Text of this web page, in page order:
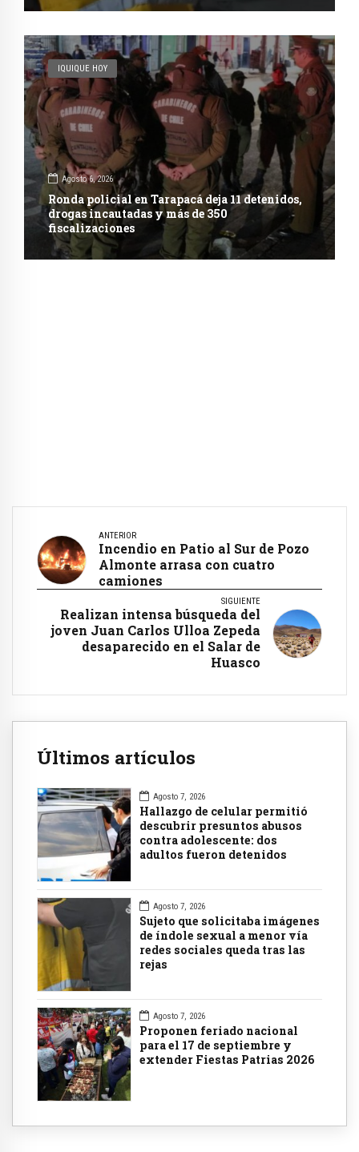
IQUIQUE HOY
Agosto 6, 2026
Ronda policial en Tarapacá deja 11 detenidos,
drogas incautadas y más de 350
fiscalizaciones
ANTERIOR
Incendio en Patio al Sur de Pozo
Almonte arrasa con cuatro
camiones
SIGUIENTE
Realizan intensa búsqueda del
joven Juan Carlos Ulloa Zepeda
desaparecido en el Salar de
Huasco
Últimos artículos
Agosto 7, 2026
Hallazgo de celular permitió
descubrir presuntos abusos
contra adolescente: dos
adultos fueron detenidos
Agosto 7, 2026
Sujeto que solicitaba imágenes
de índole sexual a menor vía
redes sociales queda tras las
rejas
Agosto 7, 2026
Proponen feriado nacional
para el 17 de septiembre y
extender Fiestas Patrias 2026